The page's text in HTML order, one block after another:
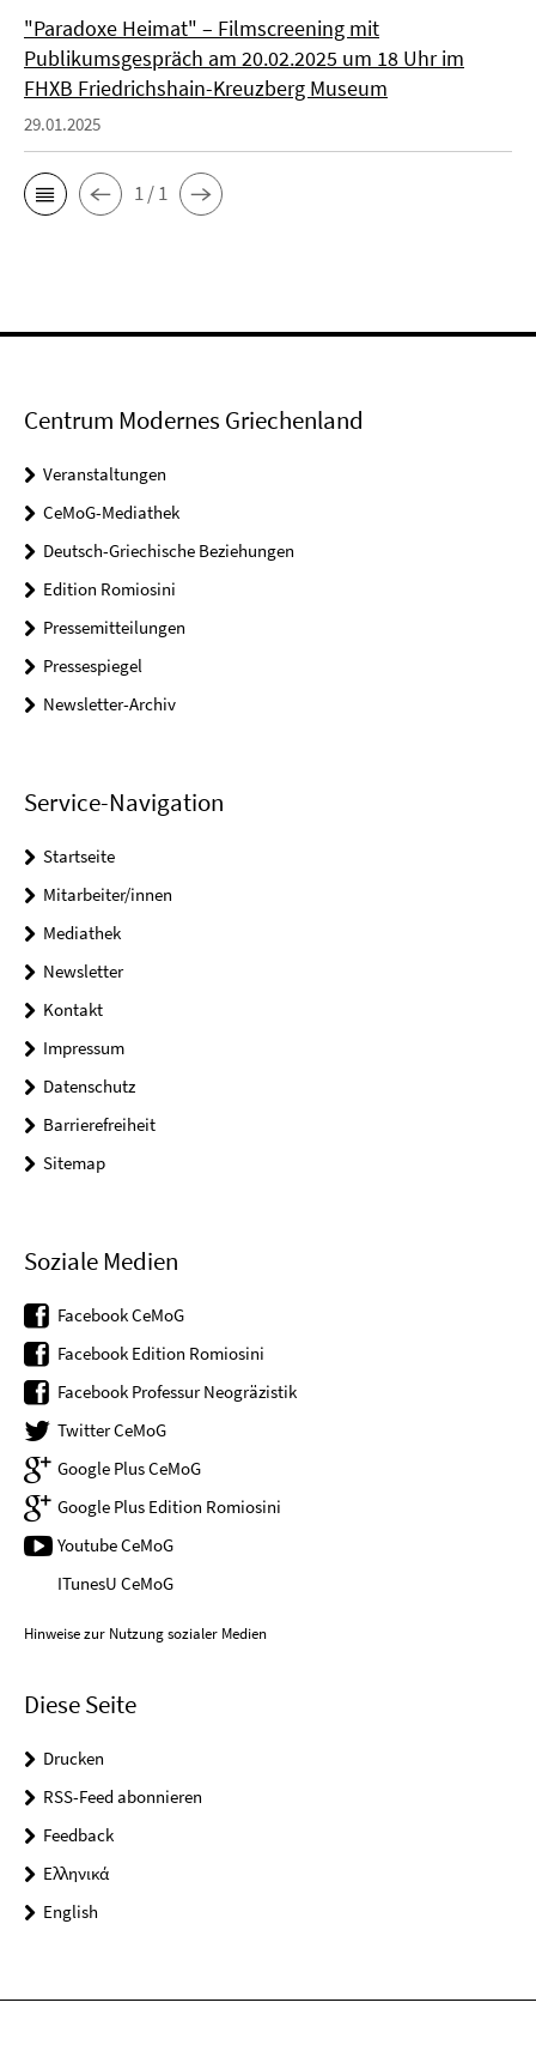
"Paradoxe Heimat" – Filmscreening mit
Publikumsgespräch am 20.02.2025 um 18 Uhr im
FHXB Friedrichshain-Kreuzberg Museum
29.01.2025
1 / 1
Centrum Modernes Griechenland
Veranstaltungen
CeMoG-Mediathek
Deutsch-Griechische Beziehungen
Edition Romiosini
Pressemitteilungen
Pressespiegel
Newsletter-Archiv
Service-Navigation
Startseite
Mitarbeiter/innen
Mediathek
Newsletter
Kontakt
Impressum
Datenschutz
Barrierefreiheit
Sitemap
Soziale Medien
Facebook CeMoG
Facebook Edition Romiosini
Facebook Professur Neogräzistik
Twitter CeMoG
Google Plus CeMoG
Google Plus Edition Romiosini
Youtube CeMoG
ITunesU CeMoG
Hinweise zur Nutzung sozialer Medien
Diese Seite
Drucken
RSS-Feed abonnieren
Feedback
Ελληνικά
English